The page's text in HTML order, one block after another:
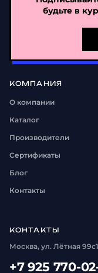
будьте в
КОМПАНИЯ
О компании
Каталог
Производители
Сертификаты
Блог
Контакты
КОНТАКТЫ
Москва, ул. Лётная 99с1
+7 925 770-